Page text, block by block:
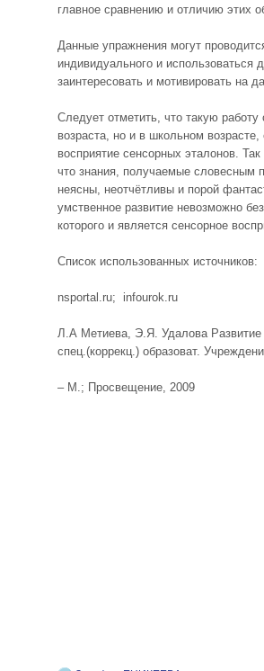
главное сравнению и отличию этих
Данные упражнения могут
индивидуального и использоваться
заинтересовать и мотивировать на
Следует отметить, что такую
возраста, но и в школьном
восприятие сенсорных эталонов.
что знания, получаемые словесным
неясны, неотчётливы и порой
умственное развитие невозможно
которого и является сенсорное
Список использованных источников:
nsportal.ru; infourok.ru
Л.А Метиева, Э.Я. Удалова
спец.(коррекц.) образоват.
– М.; Просвещение, 2009